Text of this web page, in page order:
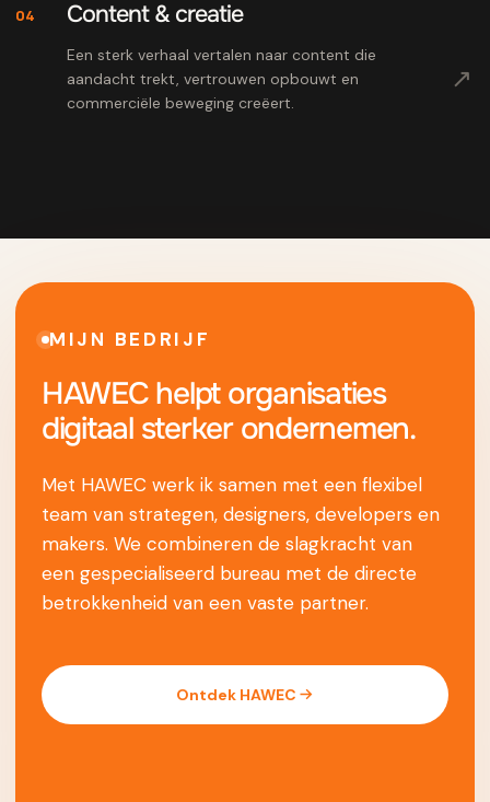
04 Content & creatie
Een sterk verhaal vertalen naar content die
aandacht trekt, vertrouwen opbouwt en
commerciële beweging creëert.
↗
MIJN BEDRIJF
HAWEC helpt organisaties
digitaal sterker ondernemen.
Met HAWEC werk ik samen met een flexibel
team van strategen, designers, developers en
makers. We combineren de slagkracht van
een gespecialiseerd bureau met de directe
betrokkenheid van een vaste partner.
Ontdek HAWEC